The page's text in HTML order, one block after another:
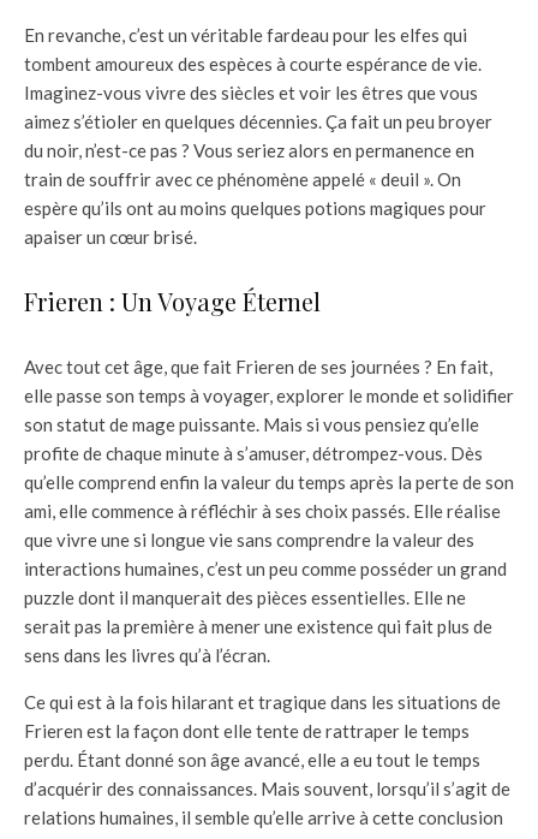
En revanche, c’est un véritable fardeau pour les elfes qui
tombent amoureux des espèces à courte espérance de vie.
Imaginez-vous vivre des siècles et voir les êtres que vous
aimez s’étioler en quelques décennies. Ça fait un peu broyer
du noir, n’est-ce pas ? Vous seriez alors en permanence en
train de souffrir avec ce phénomène appelé « deuil ». On
espère qu’ils ont au moins quelques potions magiques pour
apaiser un cœur brisé.
Frieren : Un Voyage Éternel
Avec tout cet âge, que fait Frieren de ses journées ? En fait,
elle passe son temps à voyager, explorer le monde et solidifier
son statut de mage puissante. Mais si vous pensiez qu’elle
profite de chaque minute à s’amuser, détrompez-vous. Dès
qu’elle comprend enfin la valeur du temps après la perte de son
ami, elle commence à réfléchir à ses choix passés. Elle réalise
que vivre une si longue vie sans comprendre la valeur des
interactions humaines, c’est un peu comme posséder un grand
puzzle dont il manquerait des pièces essentielles. Elle ne
serait pas la première à mener une existence qui fait plus de
sens dans les livres qu’à l’écran.
Ce qui est à la fois hilarant et tragique dans les situations de
Frieren est la façon dont elle tente de rattraper le temps
perdu. Étant donné son âge avancé, elle a eu tout le temps
d’acquérir des connaissances. Mais souvent, lorsqu’il s’agit de
relations humaines, il semble qu’elle arrive à cette conclusion